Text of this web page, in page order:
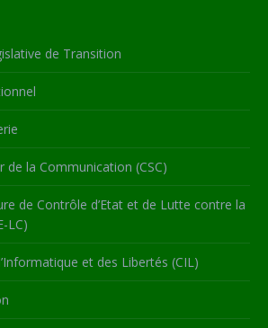
opens
in
new
de Transition
de la Communication (CSC)
de Contrôle d’Etat et de Lutte contre la
LC)
et des Libertés (CIL)